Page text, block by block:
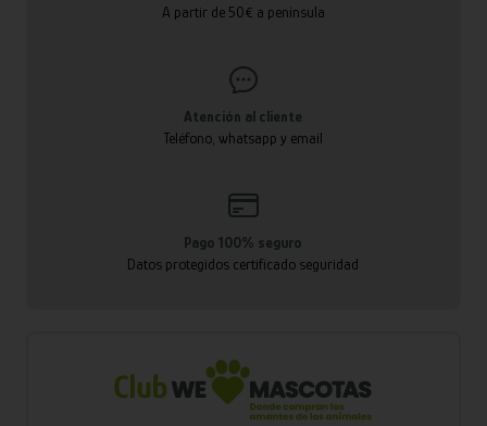
A partir de 50€ a península
Atención al cliente
Teléfono, whatsapp y email
Pago 100% seguro
Datos protegidos certificado seguridad